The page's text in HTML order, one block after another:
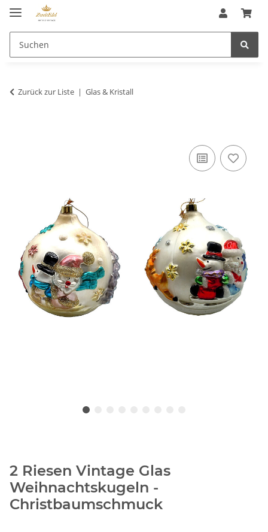
Zurück zur Liste Glas & Kristall
2 Riesen Vintage Glas
Weihnachtskugeln -
Christbaumschmuck